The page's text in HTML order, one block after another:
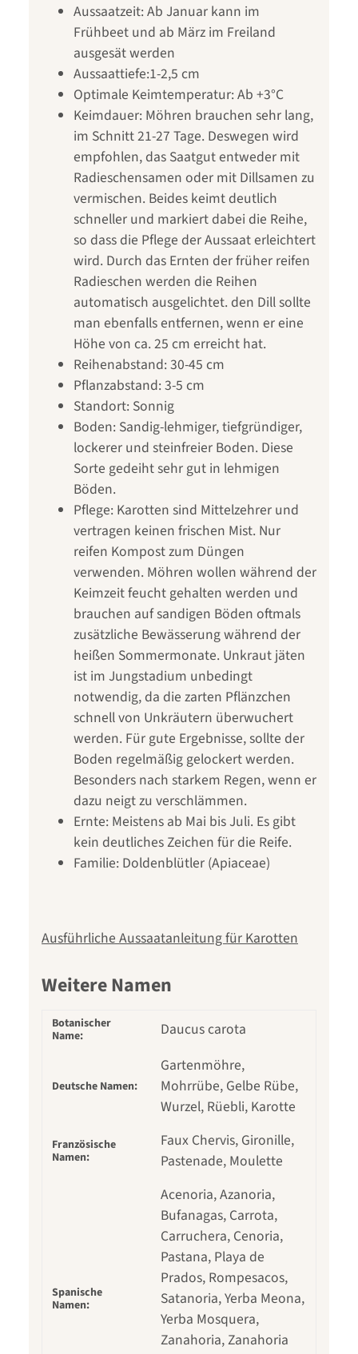
Aussaatzeit: Ab Januar kann im
Frühbeet und ab März im Freiland
ausgesät werden
Aussaattiefe:1-2,5 cm
Optimale Keimtemperatur: Ab +3°C
Keimdauer: Möhren brauchen sehr lang,
im Schnitt 21-27 Tage. Deswegen wird
empfohlen, das Saatgut entweder mit
Radieschensamen oder mit Dillsamen zu
vermischen. Beides keimt deutlich
schneller und markiert dabei die Reihe,
so dass die Pflege der Aussaat erleichtert
wird. Durch das Ernten der früher reifen
Radieschen werden die Reihen
automatisch ausgelichtet. den Dill sollte
man ebenfalls entfernen, wenn er eine
Höhe von ca. 25 cm erreicht hat.
Reihenabstand: 30-45 cm
Pflanzabstand: 3-5 cm
Standort: Sonnig
Boden: Sandig-lehmiger, tiefgründiger,
lockerer und steinfreier Boden. Diese
Sorte gedeiht sehr gut in lehmigen
Böden.
Pflege: Karotten sind Mittelzehrer und
vertragen keinen frischen Mist. Nur
reifen Kompost zum Düngen
verwenden. Möhren wollen während der
Keimzeit feucht gehalten werden und
brauchen auf sandigen Böden oftmals
zusätzliche Bewässerung während der
heißen Sommermonate. Unkraut jäten
ist im Jungstadium unbedingt
notwendig, da die zarten Pflänzchen
schnell von Unkräutern überwuchert
werden. Für gute Ergebnisse, sollte der
Boden regelmäßig gelockert werden.
Besonders nach starkem Regen, wenn er
dazu neigt zu verschlämmen.
Ernte: Meistens ab Mai bis Juli. Es gibt
kein deutliches Zeichen für die Reife.
Familie: Doldenblütler (Apiaceae)
Ausführliche Aussaatanleitung für Karotten
Weitere Namen
Botanischer
Name:
Daucus carota
Deutsche Namen:
Gartenmöhre,
Mohrrübe, Gelbe Rübe,
Wurzel, Rüebli, Karotte
Französische
Namen:
Faux Chervis, Gironille,
Pastenade, Moulette
Spanische
Namen:
Acenoria, Azanoria,
Bufanagas, Carrota,
Carruchera, Cenoria,
Pastana, Playa de
Prados, Rompesacos,
Satanoria, Yerba Meona,
Yerba Mosquera,
Zanahoria, Zanahoria